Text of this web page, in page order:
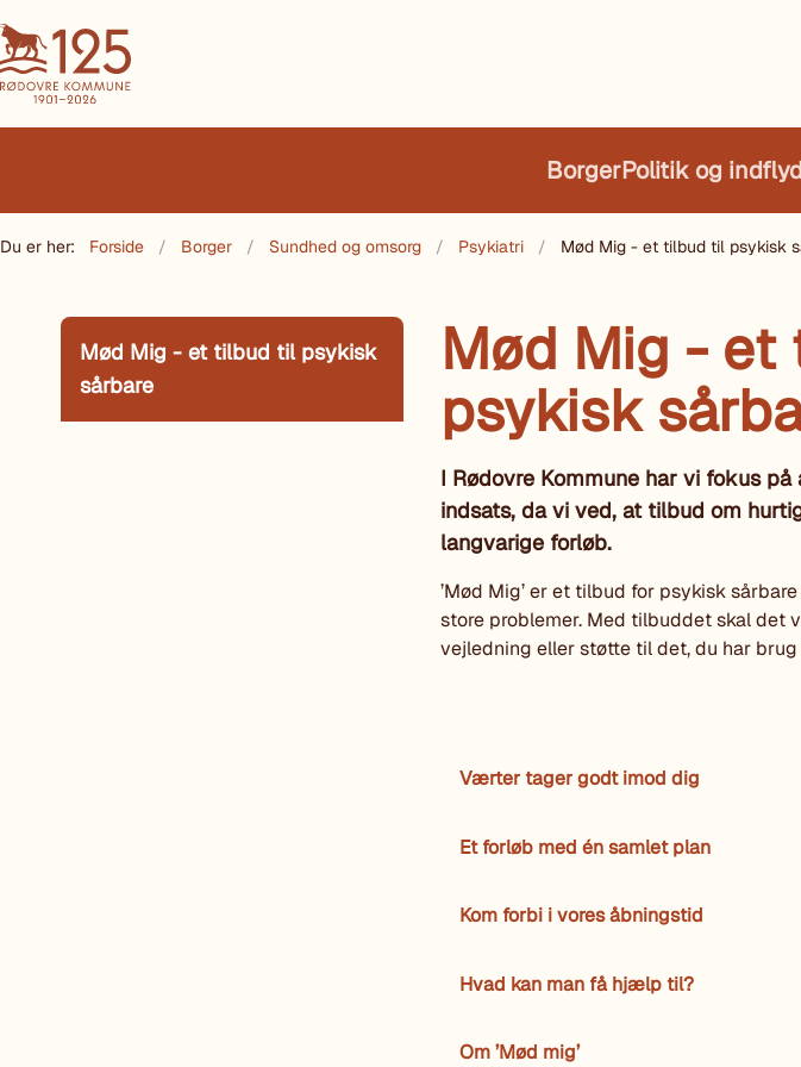
BorgerPolitik og
Du er her: Forside Borger Sundhed og omsorg Psykiatri Mød Mig - et tilbud til psykisk
Mød Mig - et tilbud til psykisk
sårbare
Mød Mig -
psykisk
I Rødovre Kommune har vi fokus
indsats, da vi ved, at tilbud om
langvarige forløb.
’Mød Mig’ er et tilbud for psykisk
store problemer. Med tilbuddet skal det
vejledning eller støtte til det, du har
Værter tager godt imod dig
Et forløb med én samlet plan
Kom forbi i vores åbningstid
Hvad kan man få hjælp til?
Om ’Mød mig’